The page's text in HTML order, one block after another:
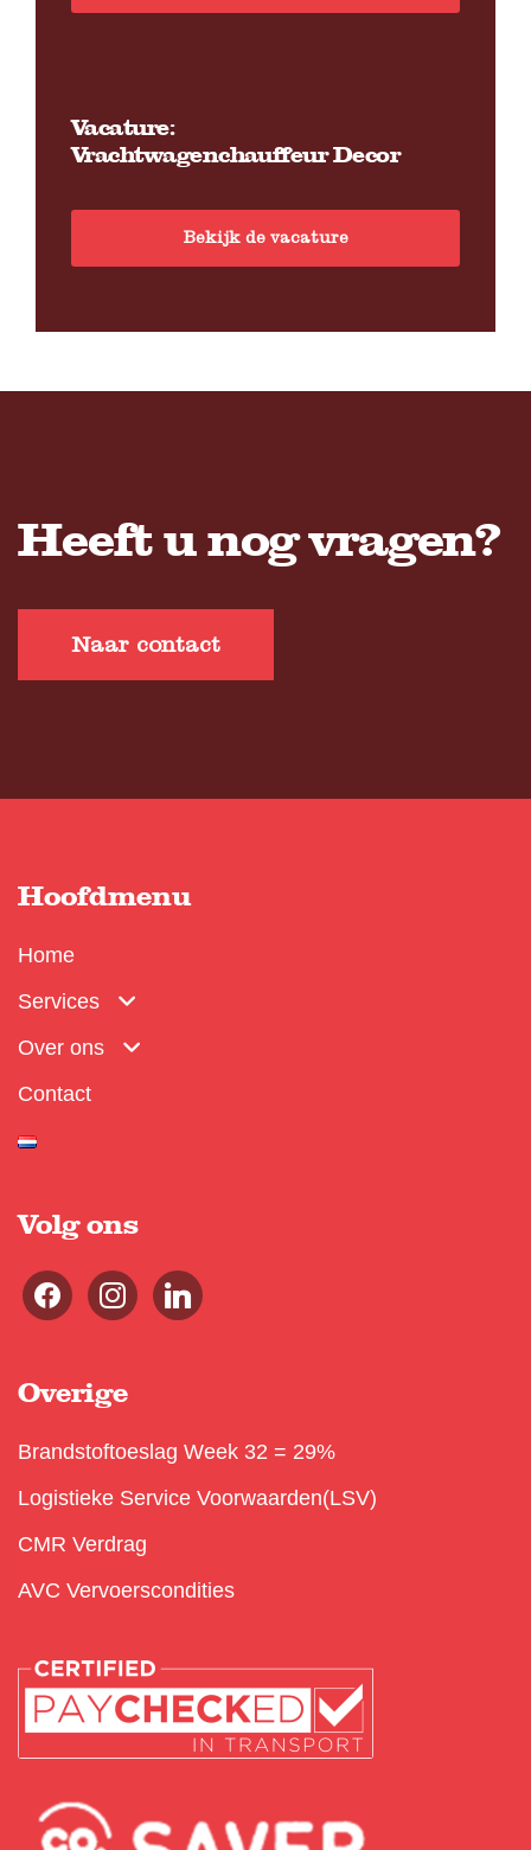
Vacature:
Vrachtwagenchauffeur Decor
Bekijk de vacature
Heeft u nog vragen?
Naar contact
Hoofdmenu
Home
Services
Over ons
Contact
Volg ons
Overige
Brandstoftoeslag Week 32 = 29%
Logistieke Service Voorwaarden(LSV)
CMR Verdrag
AVC Vervoerscondities